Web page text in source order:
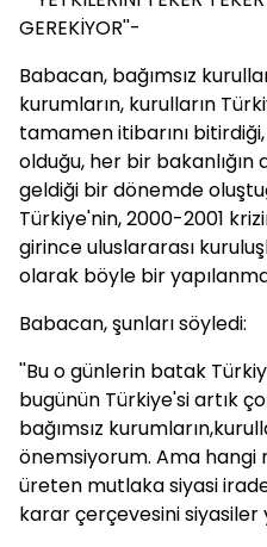
GEREKİYOR''-
Babacan, bağımsız
kurumların, kurulların
tamamen itibarını
olduğu, her bir bakanlığın
geldiği bir dönemde
Türkiye'nin, 2000-2001
girince uluslararası
olarak böyle bir
Babacan, şunları söyledi:
''Bu o günlerin batak
bugünün Türkiye'si artık
bağımsız
önemsiyorum. Ama hangi
üreten mutlaka siyasi
karar çerçevesini siyasiler